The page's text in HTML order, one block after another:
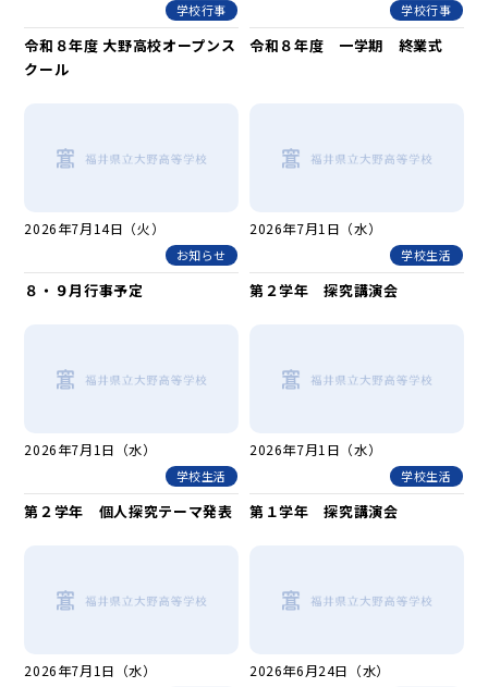
学校行事
令和８年度 大野高校オープンス
クール
学校行事
令和８年度 一学期 終業式
2026年7月14日（火）
お知らせ
８・９月行事予定
2026年7月1日（水）
学校生活
第２学年 探究講演会
2026年7月1日（水）
学校生活
第２学年 個人探究テーマ発表
2026年7月1日（水）
学校生活
第１学年 探究講演会
2026年7月1日（水） 2026年6月24日（水）